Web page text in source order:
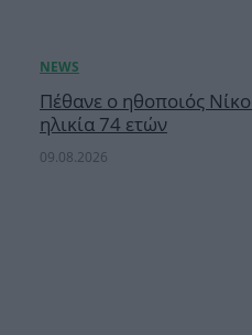
Πέθανε ο ηθοποιός
ηλικία 74 ετών
09.08.2026